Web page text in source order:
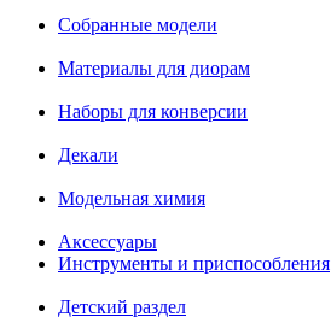
Собранные модели
Материалы для диорам
Наборы для конверсии
Декали
Модельная химия
Аксессуары
Инструменты и приспособления
Детский раздел